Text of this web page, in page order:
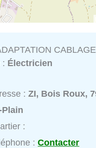
CABLAGE
: Électricien
:ZI, Bois Roux,
Plain
:
:Contacter